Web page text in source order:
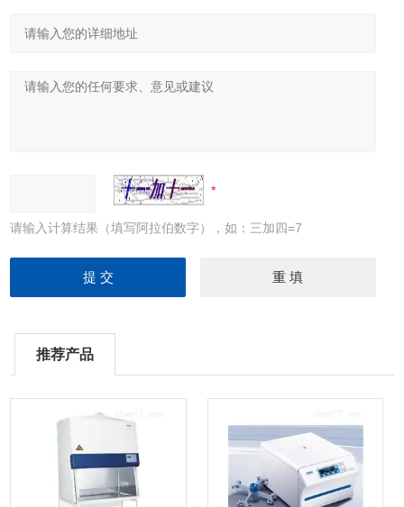
请输入计算结果（填写阿拉伯数字），如：三加四=7
推荐产品